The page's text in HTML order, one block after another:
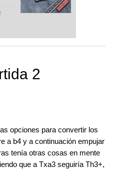
2
opciones para convertir los
a b4 y a continuación empujar
tenía otras cosas en mente
que a Txa3 seguiría Th3+,